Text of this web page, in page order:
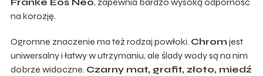
na korozję.
Ogromne znaczenie ma też rodzaj powłoki. Chrom jest
uniwersalny i łatwy w utrzymaniu, ale ślady wody są na nim
dobrze widoczne. Czarny mat, grafit, złoto, miedź